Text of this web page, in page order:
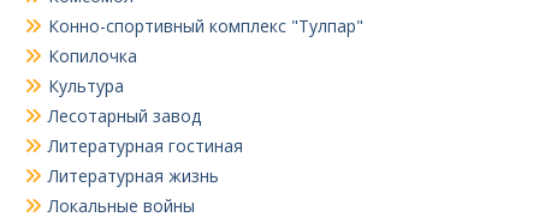
Конно-спортивный комплекс "Тулпар"
Копилочка
Культура
Лесотарный завод
Литературная гостиная
Литературная жизнь
Локальные войны